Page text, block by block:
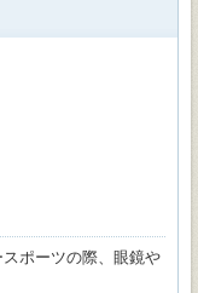
ポーツの際、眼鏡や